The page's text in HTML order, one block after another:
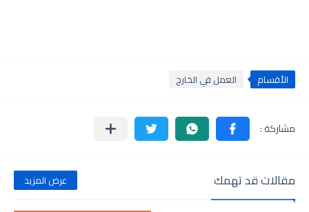
الأقسام العمل في الخارج
مقالات قد تهمك عرض المزيد